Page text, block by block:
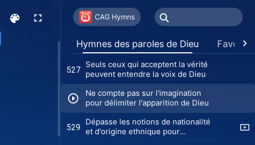
CAG Hymns
Hymnes des paroles de Dieu Favoris
525
La signification de l'apparition de
Dieu
526 (Chœur)
527
Seuls ceux qui acceptent la vérité
peuvent entendre la voix de Dieu
Ne compte pas sur l'imagination
pour délimiter l'apparition de Dieu
529
Dépasse les notions de nationalité
et d'origine ethnique pour